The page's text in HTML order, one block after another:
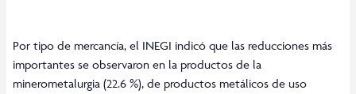
Por tipo de mercancía, el INEGI indicó que las reducciones más
importantes se observaron en la productos de la
minerometalurgia (22.6 %), de productos metálicos de uso